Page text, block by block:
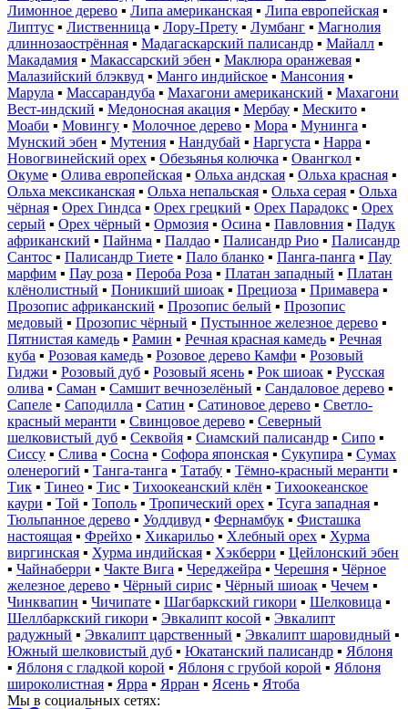
Лимонное дерево ▪ Липа американская ▪ Липа европейская ▪
Липтус ▪ Лиственница ▪ Лору-Прету ▪ Лумбанг ▪ Магнолия
длиннозаострённая ▪ Мадагаскарский палисандр ▪ Майалл ▪
Макадамия ▪ Макассарский эбен ▪ Маклюра оранжевая ▪
Малазийский блэквуд ▪ Манго индийское ▪ Мансония ▪
Марула ▪ Массарандуба ▪ Махагони американский ▪ Махагони
Вест-индский ▪ Медоносная акация ▪ Мербау ▪ Мескито ▪
Моаби ▪ Мовингу ▪ Молочное дерево ▪ Мора ▪ Мунинга ▪
Мунский эбен ▪ Мутения ▪ Нандубай ▪ Наргуста ▪ Нарра ▪
Новогвинейский орех ▪ Обезьянья колючка ▪ Овангкол ▪
Окуме ▪ Олива европейская ▪ Ольха андская ▪ Ольха красная ▪
Ольха мексиканская ▪ Ольха непальская ▪ Ольха серая ▪ Ольха
чёрная ▪ Орех Гиндса ▪ Орех грецкий ▪ Орех Парадокс ▪ Орех
серый ▪ Орех чёрный ▪ Ормозия ▪ Осина ▪ Павловния ▪ Падук
африканский ▪ Пайнма ▪ Палдао ▪ Палисандр Рио ▪ Палисандр
Сантос ▪ Палисандр Тиете ▪ Пало бланко ▪ Панга-панга ▪ Пау
марфим ▪ Пау роза ▪ Пероба Роза ▪ Платан западный ▪ Платан
клёнолистный ▪ Поникший шиоак ▪ Прециоза ▪ Примавера ▪
Прозопис африканский ▪ Прозопис белый ▪ Прозопис
медовый ▪ Прозопис чёрный ▪ Пустынное железное дерево ▪
Пятнистая камедь ▪ Рамин ▪ Речная красная камедь ▪ Речная
куба ▪ Розовая камедь ▪ Розовое дерево Камфи ▪ Розовый
Гиджи ▪ Розовый дуб ▪ Розовый ясень ▪ Рок шиоак ▪ Русская
олива ▪ Саман ▪ Самшит вечнозелёный ▪ Сандаловое дерево ▪
Сапеле ▪ Саподилла ▪ Сатин ▪ Сатиновое дерево ▪ Светло-
красный меранти ▪ Свинцовое дерево ▪ Северный
шелковистый дуб ▪ Секвойя ▪ Сиамский палисандр ▪ Сипо ▪
Сиссу ▪ Слива ▪ Сосна ▪ Софора японская ▪ Сукупира ▪ Сумах
оленерогий ▪ Танга-танга ▪ Татабу ▪ Тёмно-красный меранти ▪
Тик ▪ Тинео ▪ Тис ▪ Тихоокеанский клён ▪ Тихоокеанское
каури ▪ Той ▪ Тополь ▪ Тропический орех ▪ Тсуга западная ▪
Тюльпанное дерево ▪ Уоддивуд ▪ Фернамбук ▪ Фисташка
настоящая ▪ Фрейхо ▪ Хикарильо ▪ Хлебный орех ▪ Хурма
виргинская ▪ Хурма индийская ▪ Хэкберри ▪ Цейлонский эбен
▪ Чайнаберри ▪ Чакте Вига ▪ Череджейра ▪ Черешня ▪ Чёрное
железное дерево ▪ Чёрный сирис ▪ Чёрный шиоак ▪ Чечем ▪
Чинквапин ▪ Чичипате ▪ Шагбаркский гикори ▪ Шелковица ▪
Шеллбаркский гикори ▪ Эвкалипт косой ▪ Эвкалипт
радужный ▪ Эвкалипт царственный ▪ Эвкалипт шаровидный ▪
Южный шелковистый дуб ▪ Юкатанский палисандр ▪ Яблоня
▪ Яблоня с гладкой корой ▪ Яблоня с грубой корой ▪ Яблоня
широколистная ▪ Ярра ▪ Ярран ▪ Ясень ▪ Ятоба
Мы в социальных сетях: